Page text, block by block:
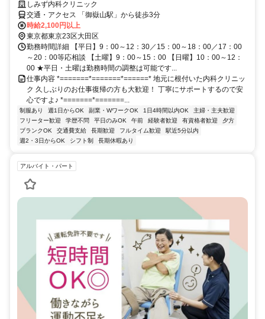
しみず内科クリニック
交通・アクセス 「御嶽山駅」から徒歩3分
時給2,100円以上
東京都東京23区大田区
勤務時間詳細 【平日】9：00～12：30／15：00～18：00／17：00
～20：00等応相談 【土曜】9：00～15：00 【日曜】10：00～12：
00 ★平日・土曜は勤務時間の調整は可能です...
仕事内容 *=======*=======*======* 地元に根付いた内科クリニッ
ク 久しぶりのお仕事復帰の方も大歓迎！ 丁寧にサポートするので安
心ですよ♪ *=======*=======...
制服あり 週1日からOK 副業・WワークOK 1日4時間以内OK
主婦・主夫歓迎
フリーター歓迎
学歴不問 平日のみOK 午前 経験者歓迎 有資格者歓迎
夕方
ブランクOK
交通費支給 長期歓迎 フルタイム歓迎
駅近5分以内
週2・3日からOK
シフト制 長期休暇あり
アルバイト・パート